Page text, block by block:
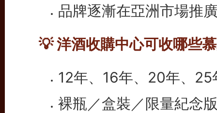
品牌逐漸在亞洲市場推
💡 洋酒收購中心可收哪些
12年、16年、20年、
裸瓶／盒裝／限量紀念